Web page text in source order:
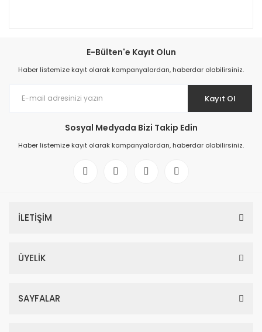
E-Bülten'e Kayıt Olun
Haber listemize kayıt olarak kampanyalardan, haberdar olabilirsiniz.
Kayıt Ol
Sosyal Medyada Bizi Takip Edin
Haber listemize kayıt olarak kampanyalardan, haberdar olabilirsiniz.
İLETİŞİM
ÜYELİK
SAYFALAR